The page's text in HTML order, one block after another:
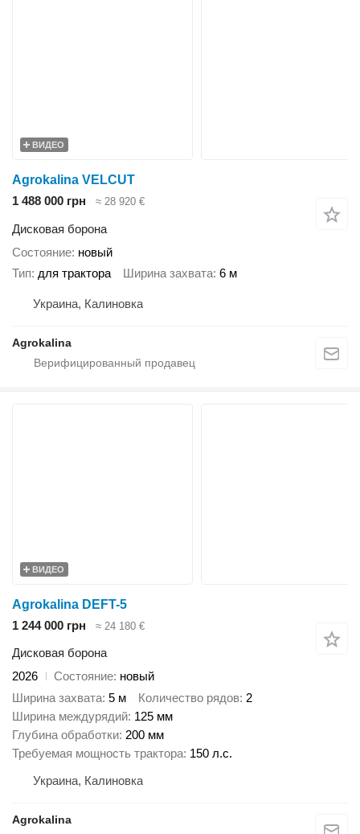
ВИДЕО
Agrokalina VELCUT
1 488 000 грн
≈ 28 920 €
Дисковая борона
Состояние новый
Тип для трактора Ширина захвата 6 м
Украина, Калиновка
Agrokalina
ВИДЕО
Agrokalina DEFT-5
1 244 000 грн
≈ 24 180 €
Дисковая борона
2026
Состояние новый
Ширина захвата 5 м Количество рядов 2
Ширина междурядий 125 мм
Глубина обработки 200 мм
Требуемая мощность трактора 150 л.с.
Украина, Калиновка
Agrokalina